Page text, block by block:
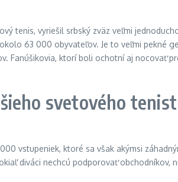
tenis, vyriešil srbský zväz veľmi
63 000 obyvateľov. Je to veľmi pekné
Fanúšikovia, ktorí boli ochotní aj nocovať
svetového
vstupeniek, ktoré sa však akýmsi
diváci nechcú podporovať obchodníkov,